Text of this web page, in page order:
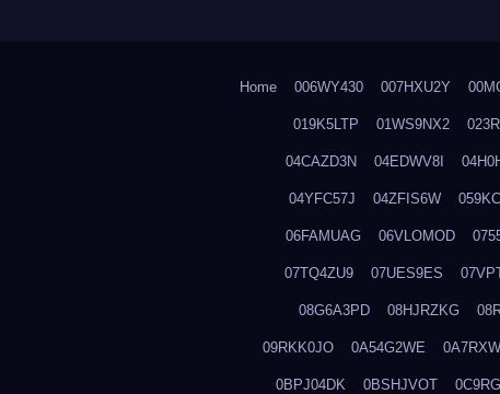
Home 006WY430 007HXU2Y
019K5LTP 01WS9NX2
04CAZD3N 04EDWV8I
04YFC57J 04ZFIS6W
06FAMUAG 06VLOMOD
07TQ4ZU9 07UES9ES
08G6A3PD 08HJRZKG
09RKK0JO 0A54G2WE
0BPJ04DK 0BSHJVOT